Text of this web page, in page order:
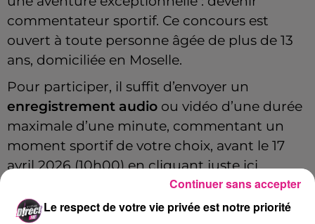
commentateur sportif. Ce concours est
ouvert à toute personne âgée de plus de 13
ans, domiciliée en Moselle.
Pour participer, il suffit d’envoyer un
enregistrement audio ou vidéo d’une durée
maximale d’une minute, commentant un
moment sportif de votre choix, avant le 17
avril 2026 (10h00) en cliquant juste ici.
Lors de cette première étape, les
candidatures seront évaluées selon :
Le respect de votre vie privée est notre priorité
Continuer sans accepter